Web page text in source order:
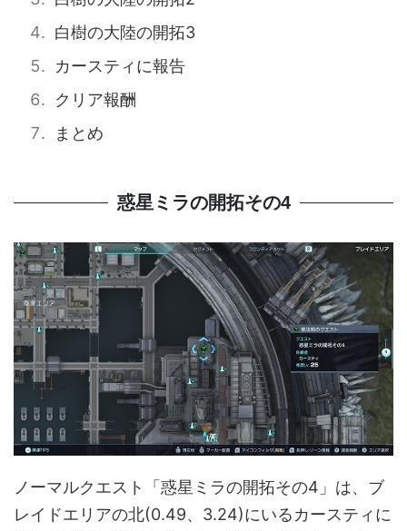
白樹の大陸の開拓3
カースティに報告
クリア報酬
まとめ
惑星ミラの開拓その4
ノーマルクエスト「惑星ミラの開拓その4」は、ブ
レイドエリアの北(0.49、3.24)にいるカースティに